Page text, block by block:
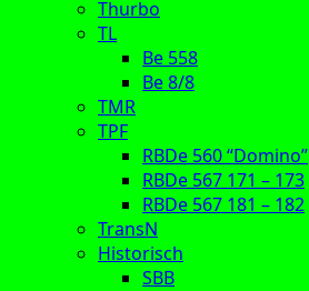
Thurbo
TL
Be 558
Be 8/8
TMR
TPF
RBDe 560 “Domino”
RBDe 567 171 – 173
RBDe 567 181 – 182
TransN
Historisch
SBB